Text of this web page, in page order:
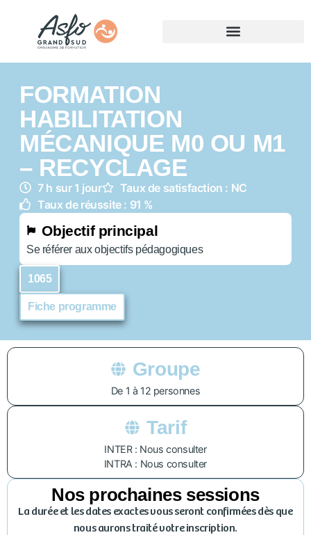
FORMATION
HABILITATION
MÉCANIQUE M0 OU M1
– RECYCLAGE
7 h sur 1 jour
Taux de satisfaction : NC
Taux de réussite : 91 %
Objectif principal
Se référer aux objectifs pédagogiques
1065
Fiche programme
Groupe
De 1 à 12 personnes
Tarif
INTER : Nous consulter
INTRA : Nous consulter
Nos prochaines sessions
La durée et les dates exactes vous seront confirmées dès que
nous aurons traité votre inscription.